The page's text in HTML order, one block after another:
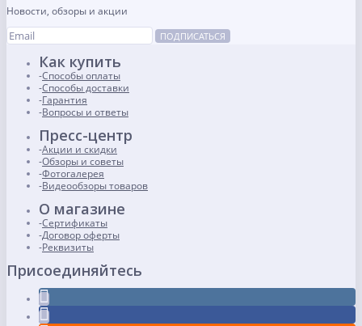
Новости, обзоры и акции
ПОДПИСАТЬСЯ
Как купить
Способы оплаты
Способы доставки
Гарантия
Вопросы и ответы
Пресс-центр
Акции и скидки
Обзоры и советы
Фотогалерея
Видеообзоры товаров
О магазине
Сертификаты
Договор оферты
Реквизиты
Присоединяйтесь